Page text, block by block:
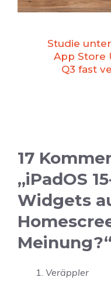
Studie
App Store
Q3 fast
17
„iPadOS
Widgets
Meinung?“
Veräppler